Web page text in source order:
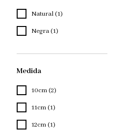
Natural (1)
Negra (1)
Medida
10cm (2)
11cm (1)
12cm (1)